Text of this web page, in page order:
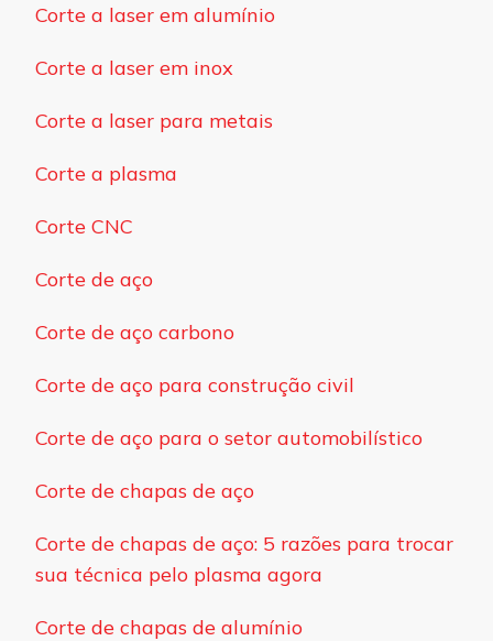
Corte a laser em alumínio
Corte a laser em inox
Corte a laser para metais
Corte a plasma
Corte CNC
Corte de aço
Corte de aço carbono
Corte de aço para construção civil
Corte de aço para o setor automobilístico
Corte de chapas de aço
Corte de chapas de aço: 5 razões para trocar
sua técnica pelo plasma agora
Corte de chapas de alumínio